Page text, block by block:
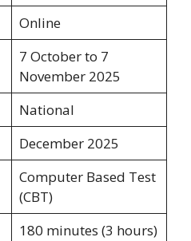
Online
7 October to 7
November 2025
National
December 2025
Computer Based Test
(CBT)
180 minutes (3 hours)